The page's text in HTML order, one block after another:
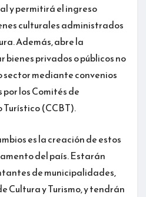
y permitirá el ingreso
culturales administrados
Además, abre la
privados o públicos no
mediante convenios
los Comités de
(CCBT).
es la creación de estos
del país. Estarán
de municipalidades,
Cultura y Turismo, y tendrán